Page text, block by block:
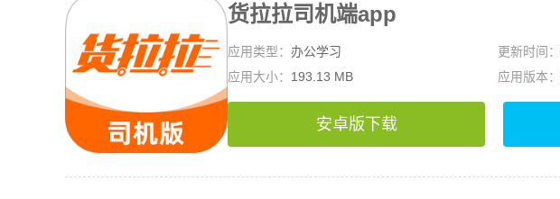
货拉拉司机端app
应用类型： 办公学习 更新时间：
应用大小： 193.13 MB 应用版本：
安卓版下载